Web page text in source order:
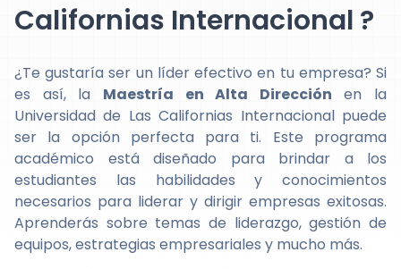
Californias Internacional ?
¿Te gustaría ser un líder efectivo en tu empresa? Si
es así, la Maestría en Alta Dirección en la
Universidad de Las Californias Internacional puede
ser la opción perfecta para ti. Este programa
académico está diseñado para brindar a los
estudiantes las habilidades y conocimientos
necesarios para liderar y dirigir empresas exitosas.
Aprenderás sobre temas de liderazgo, gestión de
equipos, estrategias empresariales y mucho más.